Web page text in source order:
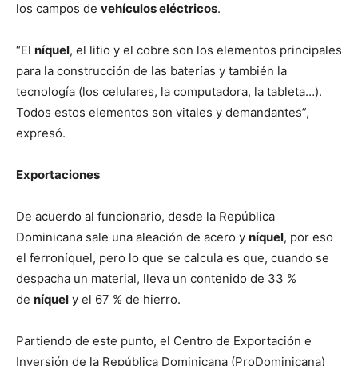
los campos de vehículos eléctricos.
“El níquel, el litio y el cobre son los elementos principales
para la construcción de las baterías y también la
tecnología (los celulares, la computadora, la tableta…).
Todos estos elementos son vitales y demandantes”,
expresó.
Exportaciones
De acuerdo al funcionario, desde la República
Dominicana sale una aleación de acero y níquel, por eso
el ferroníquel, pero lo que se calcula es que, cuando se
despacha un material, lleva un contenido de 33 %
de níquel y el 67 % de hierro.
Partiendo de este punto, el Centro de Exportación e
Inversión de la República Dominicana (ProDominicana)